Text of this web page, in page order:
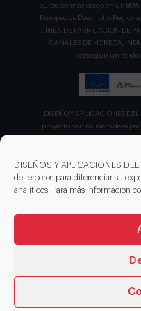
DISEÑOS Y APLICACIONES
de terceros para diferenciar su
analíticos. Para más información
euros, cofinanciado en un
Europeo de Desarrollo
LÍNEA DE FABRICACION DE
CANALES DE HORECA,
conseguir un tejido
DISEÑO Y APLICACIONES
proyecto con número de
nuevas tecnologías de
sostenibles para favorecer
recibiendo en concepto de